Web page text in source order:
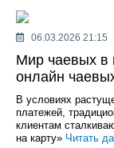
06.03.2026 21:15
Мир чаевых в
онлайн
В условиях
платежей,
клиентам
на карту» Читать